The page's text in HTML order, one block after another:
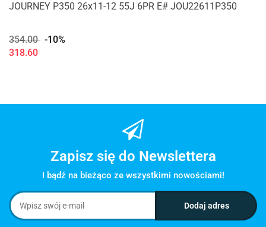
JOURNEY P350 26x11-12 55J 6PR E# JOU22611P350
354.00 -10%
318.60
Zapisz się do Newslettera
I bądź na bieżąco ze wszystkimi nowościami!